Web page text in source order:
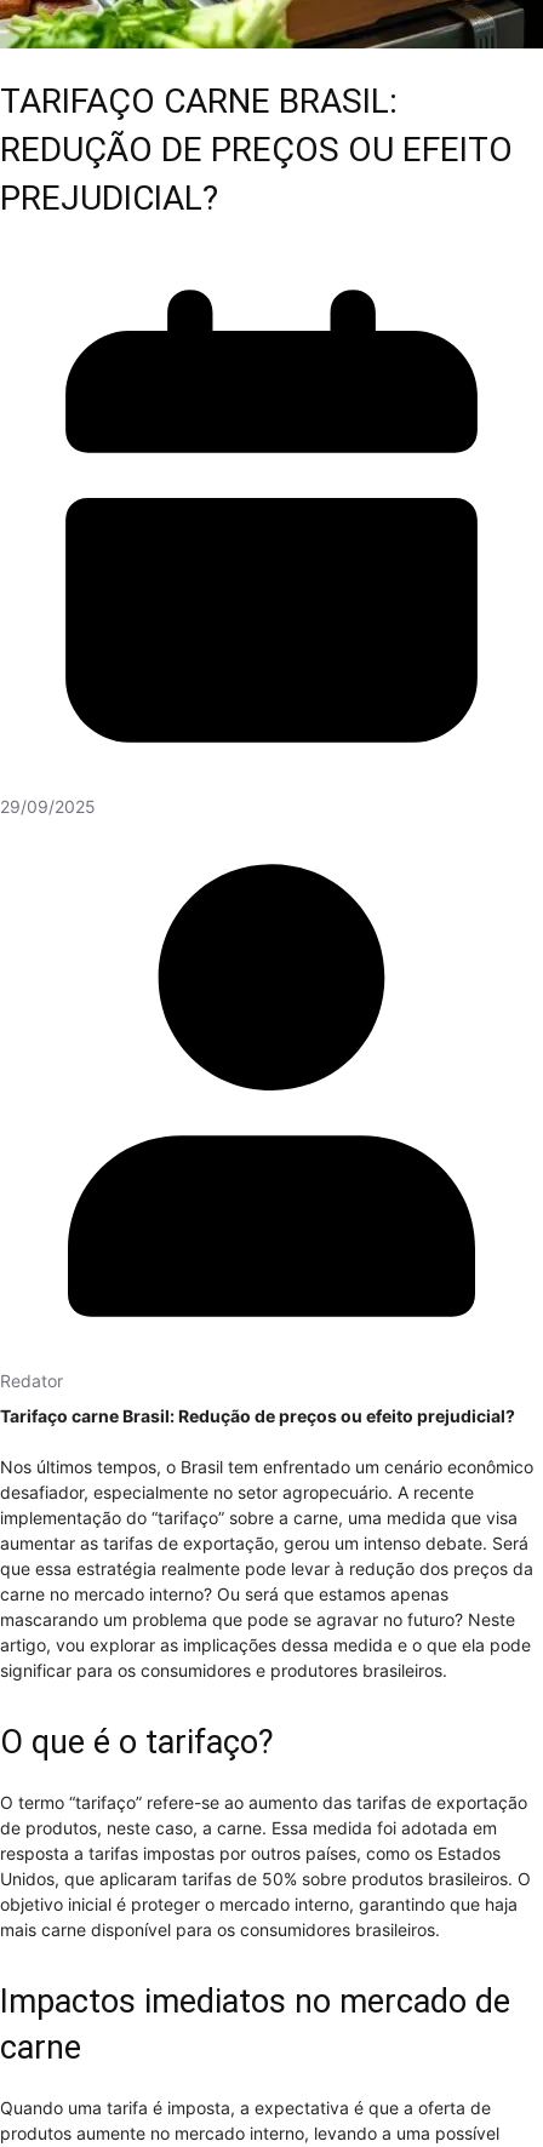
TARIFAÇO CARNE BRASIL:
REDUÇÃO DE PREÇOS OU EFEITO
PREJUDICIAL?
29/09/2025
Redator
Tarifaço carne Brasil: Redução de preços ou efeito prejudicial?
Nos últimos tempos, o Brasil tem enfrentado um cenário econômico
desafiador, especialmente no setor agropecuário. A recente
implementação do “tarifaço” sobre a carne, uma medida que visa
aumentar as tarifas de exportação, gerou um intenso debate. Será
que essa estratégia realmente pode levar à redução dos preços da
carne no mercado interno? Ou será que estamos apenas
mascarando um problema que pode se agravar no futuro? Neste
artigo, vou explorar as implicações dessa medida e o que ela pode
significar para os consumidores e produtores brasileiros.
O que é o tarifaço?
O termo “tarifaço” refere-se ao aumento das tarifas de exportação
de produtos, neste caso, a carne. Essa medida foi adotada em
resposta a tarifas impostas por outros países, como os Estados
Unidos, que aplicaram tarifas de 50% sobre produtos brasileiros. O
objetivo inicial é proteger o mercado interno, garantindo que haja
mais carne disponível para os consumidores brasileiros.
Impactos imediatos no mercado de
carne
Quando uma tarifa é imposta, a expectativa é que a oferta de
produtos aumente no mercado interno, levando a uma possível